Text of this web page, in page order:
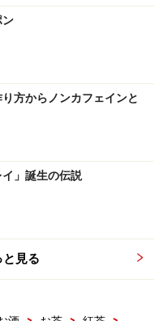
ン
方からノンカフェインと
」誕生の伝説
見る